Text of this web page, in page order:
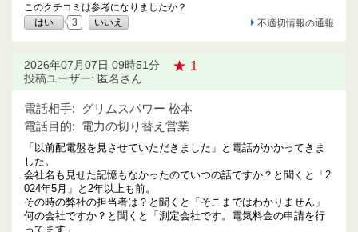
このクチコミは参考になりましたか？
はい
3 いいえ 不適切情報の通報
2026年07月07日 09時51分 ★ 1
投稿ユーザー: 匿名さん
電話相手: グリムスパワー 松本
電話目的: 電力の切り替え営業
「以前配電盤を見させていただきました」と電話がかかってきま
した。
会社名も見せた記憶もなかったのでいつの話ですか？と聞くと「2
024年5月」と2年以上も前。
その時の弊社の担当者は？と聞くと「そこまではわかりません」
何の会社ですか？と聞くと「測定会社です。電気料金の申請を行
ってます」